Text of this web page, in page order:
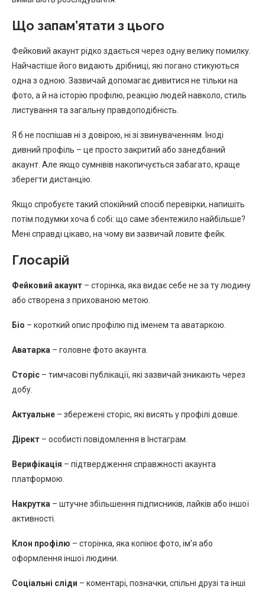
Що запам’ятати з цього
Фейковий акаунт рідко здається через одну велику помилку.
Найчастіше його видають дрібниці, які погано стикуються
одна з одною. Зазвичай допомагає дивитися не тільки на
фото, а й на історію профілю, реакцію людей навколо, стиль
листування та загальну правдоподібність.
Я б не поспішав ні з довірою, ні зі звинуваченням. Іноді
дивний профіль – це просто закритий або занедбаний
акаунт. Але якщо сумнівів накопичується забагато, краще
зберегти дистанцію.
Якщо спробуєте такий спокійний спосіб перевірки, напишіть
потім подумки хоча б собі: що саме збентежило найбільше?
Мені справді цікаво, на чому ви зазвичай ловите фейк.
Глосарій
Фейковий акаунт – сторінка, яка видає себе не за ту людину
або створена з прихованою метою.
Біо – короткий опис профілю під іменем та аватаркою.
Аватарка – головне фото акаунта.
Сторіс – тимчасові публікації, які зазвичай зникають через
добу.
Актуальне – збережені сторіс, які висять у профілі довше.
Дірект – особисті повідомлення в Інстаграм.
Верифікація – підтвердження справжності акаунта
платформою.
Накрутка – штучне збільшення підписників, лайків або іншої
активності.
Клон профілю – сторінка, яка копіює фото, ім’я або
оформлення іншої людини.
Соціальні сліди – коментарі, позначки, спільні друзі та інші